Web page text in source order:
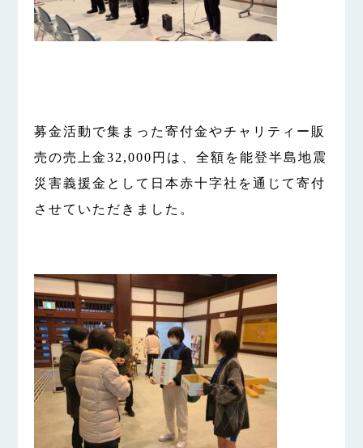
募金活動で集まった寄付金やチャリティー販
売の売上金32,000円は、全額を能登半島地震
災害義援金として日本赤十字社を通じて寄付
させていただきました。